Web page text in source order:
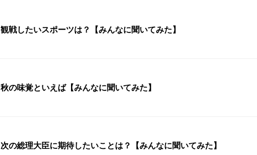
観戦したいスポーツは？【みんなに聞いてみた】
秋の味覚といえば【みんなに聞いてみた】
次の総理大臣に期待したいことは？【みんなに聞いてみた】